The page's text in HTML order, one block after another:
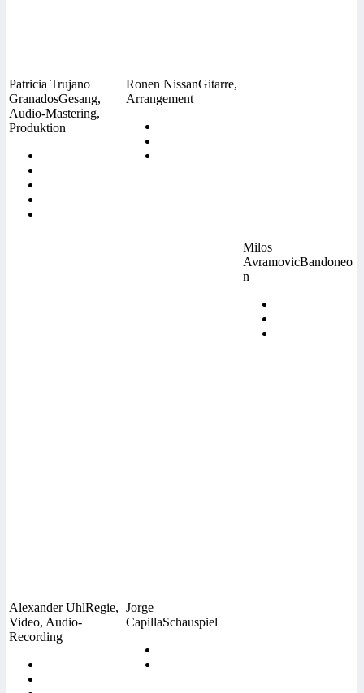
Patricia Trujano
GranadosGesang,
Audio-Mastering,
Produktion
Ronen NissanGitarre,
Arrangement
Milos
AvramovicBandoneo
n
Alexander UhlRegie,
Video, Audio-
Recording
Jorge
CapillaSchauspiel